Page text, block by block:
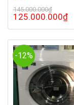
145.000.000₫
125.000.000₫
-12%